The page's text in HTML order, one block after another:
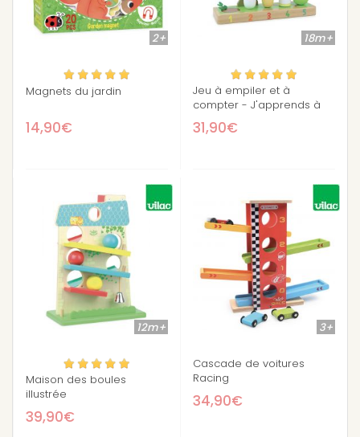
2+
Magnets du jardin
14,90€
18m+
Jeu à empiler et à
compter - J'apprends à
compter les légumes
31,90€
12m+
Maison des boules
illustrée
39,90€
3+
Cascade de voitures
Racing
34,90€